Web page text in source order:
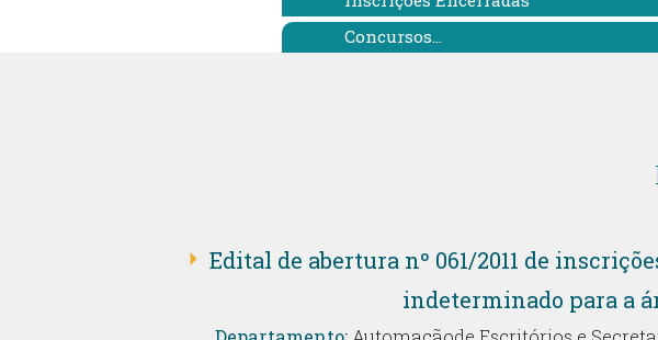
Concursos...
Edital de abertura nº 061/2011 de
indeterminado para a